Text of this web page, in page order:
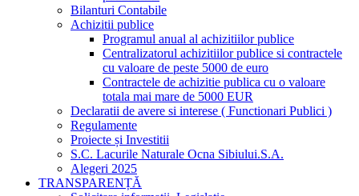
Bilanturi Contabile
Achizitii publice
Programul anual al achizitiilor publice
Centralizatorul achizitiilor publice si contractele
cu valoare de peste 5000 de euro
Contractele de achizitie publica cu o valoare
totala mai mare de 5000 EUR
Declaratii de avere si interese ( Functionari Publici )
Regulamente
Proiecte și Investitii
S.C. Lacurile Naturale Ocna Sibiului.S.A.
Alegeri 2025
TRANSPARENȚĂ